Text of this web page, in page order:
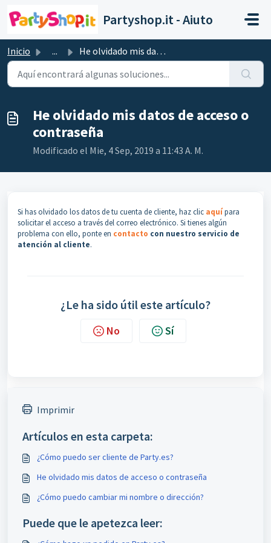
Partyshop.it - Aiuto
Inicio ... He olvidado mis datos de acceso o contraseña
He olvidado mis datos de acceso o
contraseña
Modificado el Mie, 4 Sep, 2019 a 11:43 A. M.
Si has olvidado los datos de tu cuenta de cliente, haz clic aquípara
solicitar el acceso a través del correo electrónico. Si tienes algún
problema con ello, ponte en contacto con nuestro servicio de
atención al cliente.
¿Le ha sido útil este artículo?
No Sí
Imprimir
Artículos en esta carpeta:
¿Cómo puedo ser cliente de Party.es?
He olvidado mis datos de acceso o contraseña
¿Cómo puedo cambiar mi nombre o dirección?
Puede que le apetezca leer: